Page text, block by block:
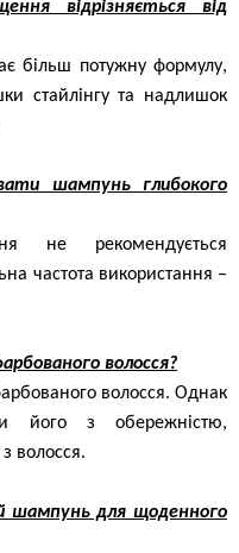
відрізняється від
більш потужну формулу,
стайлінгу та надлишок
шампунь глибокого
не рекомендується
частота використання –
волосся?
волосся. Однак
його з обережністю,
волосся.
шампунь для щоденного